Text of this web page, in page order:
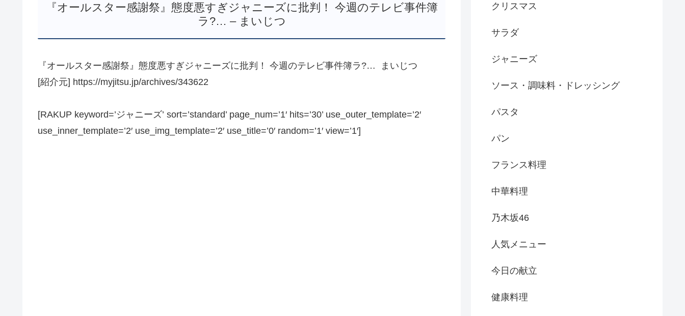
『オールスター感謝祭』態度悪すぎジャニーズに批判！ 今週のテレビ事件簿
ラ?… – まいじつ
『オールスター感謝祭』態度悪すぎジャニーズに批判！ 今週のテレビ事件簿ラ?… まいじつ
[紹介元] https://myjitsu.jp/archives/343622
[RAKUP keyword=’ジャニーズ’ sort=’standard’ page_num=’1′ hits=’30’ use_outer_template=’2′
use_inner_template=’2′ use_img_template=’2′ use_title=’0′ random=’1′ view=’1′]
クリスマス
サラダ
ジャニーズ
ソース・調味料・ドレッシング
パスタ
パン
フランス料理
中華料理
乃木坂46
人気メニュー
今日の献立
健康料理